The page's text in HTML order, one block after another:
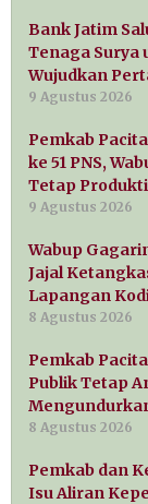
Bank Jatim
Tenaga Surya
Wujudkan
9 Agustus 2026
Pemkab
ke 51 PNS,
Tetap
9 Agustus 2026
Wabup
Jajal
Lapangan
8 Agustus 2026
Pemkab
Publik Tetap
8 Agustus 2026
Pemkab dan
Isu Aliran